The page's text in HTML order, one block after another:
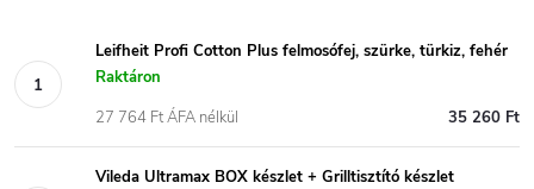
Leifheit Profi Cotton Plus felmosófej, szürke, türkiz, fehér
Raktáron
35 260 Ft
27 764 Ft ÁFA nélkül
Vileda Ultramax BOX készlet + Grilltisztító készlet